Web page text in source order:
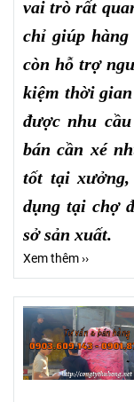
vai trò rất
chỉ giúp hàng
còn hỗ trợ
kiệm thời
được nhu
bán cần xé
tốt tại xưởng,
dụng tại chợ
sở sản xuất.
Xem thêm ››